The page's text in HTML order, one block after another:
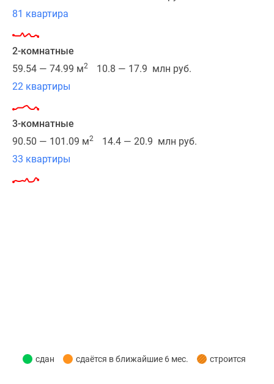
комплекса
является
экологически
чистым
благодаря
лесов
и
водных
объектов,
шаговой
доступности
«Лобня».
81 квартира
2-комнатные
59.54 — 74.99 м2
10.8 — 17.9 млн руб.
22 квартиры
3-комнатные
90.50 — 101.09 м2
14.4 — 20.9 млн руб.
33 квартиры
сдан сдаётся в ближайшие 6 мес. строится